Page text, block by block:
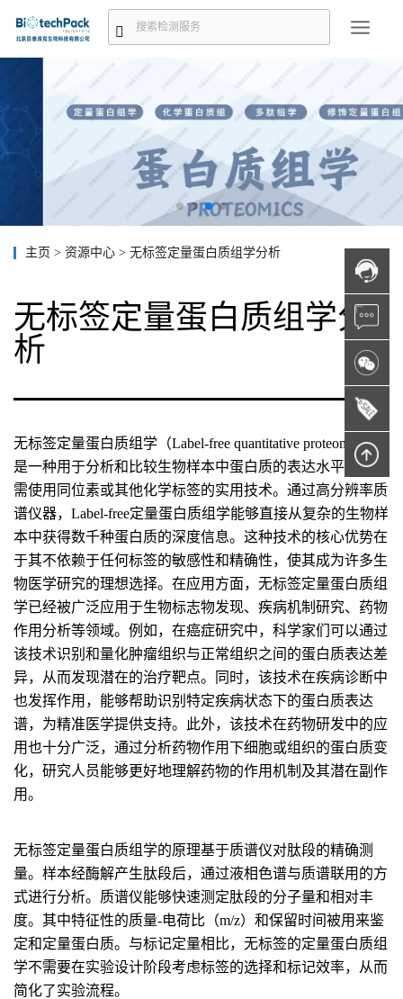
主页 > 资源中心 > 无标签定量蛋白质组学分析
无标签定量蛋白质组学分
析
无标签定量蛋白质组学（Label-free quantitative proteomics）
是一种用于分析和比较生物样本中蛋白质的表达水平，而无
需使用同位素或其他化学标签的实用技术。通过高分辨率质
谱仪器，Label-free定量蛋白质组学能够直接从复杂的生物样
本中获得数千种蛋白质的深度信息。这种技术的核心优势在
于其不依赖于任何标签的敏感性和精确性，使其成为许多生
物医学研究的理想选择。在应用方面，无标签定量蛋白质组
学已经被广泛应用于生物标志物发现、疾病机制研究、药物
作用分析等领域。例如，在癌症研究中，科学家们可以通过
该技术识别和量化肿瘤组织与正常组织之间的蛋白质表达差
异，从而发现潜在的治疗靶点。同时，该技术在疾病诊断中
也发挥作用，能够帮助识别特定疾病状态下的蛋白质表达
谱，为精准医学提供支持。此外，该技术在药物研发中的应
用也十分广泛，通过分析药物作用下细胞或组织的蛋白质变
化，研究人员能够更好地理解药物的作用机制及其潜在副作
用。
无标签定量蛋白质组学的原理基于质谱仪对肽段的精确测
量。样本经酶解产生肽段后，通过液相色谱与质谱联用的方
式进行分析。质谱仪能够快速测定肽段的分子量和相对丰
度。其中特征性的质量-电荷比（m/z）和保留时间被用来鉴
定和定量蛋白质。与标记定量相比，无标签的定量蛋白质组
学不需要在实验设计阶段考虑标签的选择和标记效率，从而
简化了实验流程。